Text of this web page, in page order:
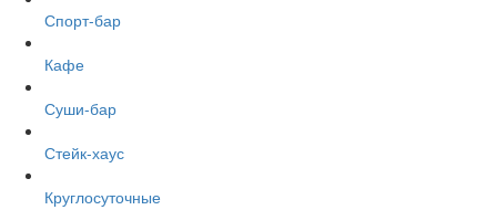
Спорт-бар
Кафе
Суши-бар
Стейк-хаус
Круглосуточные